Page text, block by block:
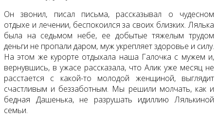
Он звонил, писал письма, рассказывал о чудесном
отдыхе и лечении, беспокоился за своих близких. Лялька
была на седьмом небе, ее добытые тяжелым трудом
деньги не пропали даром, муж укрепляет здоровье и силу.
На этом же курорте отдыхала наша Галочка с мужем и,
вернувшись, в ужасе рассказала, что Алик уже месяц не
расстается с какой-то молодой женщиной, выглядит
счастливым и беззаботным. Мы решили молчать, как и
бедная Дашенька, не разрушать идиллию Лялькиной
семьи.